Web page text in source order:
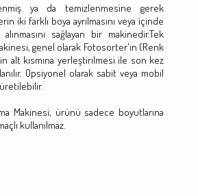
ya da temizlenmesine gerek
iki farklı boya ayrılmasını veya içinde
alınmasını sağlayan bir makinedir.Tek
genel olarak Fotosorter'ın (Renk
alt kısmına yerleştirilmesi ile son kez
Opsiyonel olarak sabit veya mobil
Makinesi, ürünü sadece boyutlarına
kullanılmaz.